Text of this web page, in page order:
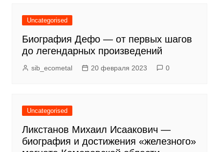
Uncategorised
Биография Дефо — от первых шагов
до легендарных произведений
sib_ecometal 20 февраля 2023 0
Uncategorised
Ликстанов Михаил Исаакович —
биография и достижения «железного»